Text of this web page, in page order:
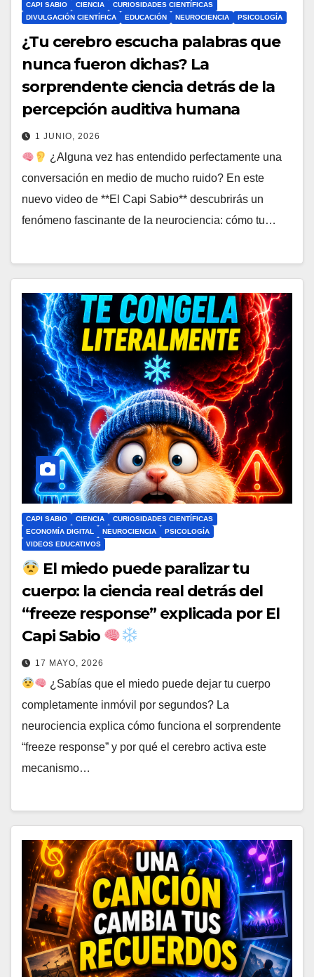
CAPI SABIO CIENCIA
CURIOSIDADES CIENTÍFICAS
DIVULGACIÓN CIENTÍFICA
EDUCACIÓN NEUROCIENCIA PSICOLOGÍA
¿Tu cerebro escucha palabras que
nunca fueron dichas? La
sorprendente ciencia detrás de la
percepción auditiva humana
1 JUNIO, 2026
¿Alguna vez has entendido perfectamente una
conversación en medio de mucho ruido? En este
nuevo video de **El Capi Sabio** descubrirás un
fenómeno fascinante de la neurociencia: cómo tu…
CAPI SABIO CIENCIA
CURIOSIDADES CIENTÍFICAS
ECONOMÍA DIGITAL
NEUROCIENCIA
PSICOLOGÍA
VIDEOS EDUCATIVOS
El miedo puede paralizar tu
cuerpo: la ciencia real detrás del
“freeze response” explicada por El
Capi Sabio
17 MAYO, 2026
¿Sabías que el miedo puede dejar tu cuerpo
completamente inmóvil por segundos? La
neurociencia explica cómo funciona el sorprendente
“freeze response” y por qué el cerebro activa este
mecanismo…